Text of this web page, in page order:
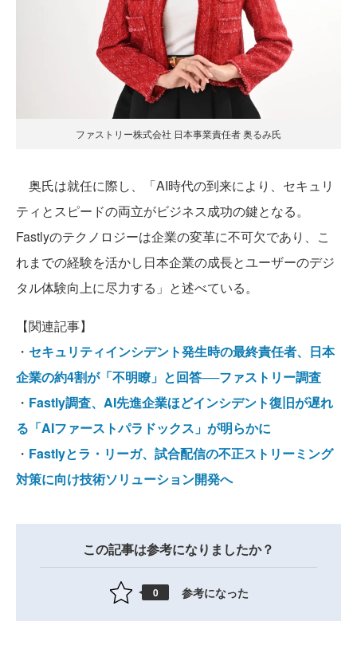
ファストリー株式会社 日本事業責任者 奥るみ氏
奥氏は就任に際し、「AI時代の到来により、セキュリ
ティとスピードの両立がビジネス成功の鍵となる。
Fastlyのテクノロジーは企業の変革に不可欠であり、こ
れまでの経験を活かし日本企業の成長とユーザーのデジ
タル体験向上に尽力する」と述べている。
【関連記事】
・ セキュリティインシデント発生時の最終責任者、日本
企業の約4割が「不明瞭」と回答──ファストリー調査
・ Fastly調査、AI先進企業ほどインシデント復旧が遅れ
る「AIファーストパラドックス」が明らかに
・ Fastlyとラ・リーガ、試合配信の不正ストリーミング
対策に向け技術ソリューション開発へ
この記事は参考になりましたか？
0 参考になった